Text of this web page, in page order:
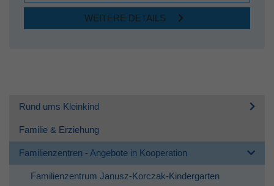
WEITERE DETAILS
Rund ums Kleinkind
Familie & Erziehung
Familienzentren - Angebote in Kooperation
Familienzentrum Janusz-Korczak-Kindergarten